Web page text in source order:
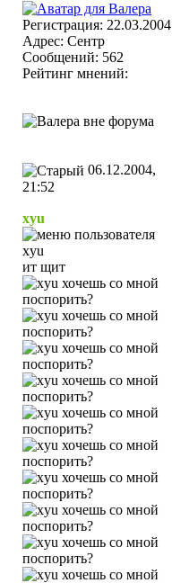
Регистрация: 22.03.2004
Адрес: Сентр
Сообщений: 562
Рейтинг мнений:
06.12.2004,
21:52
xyu
ит щит